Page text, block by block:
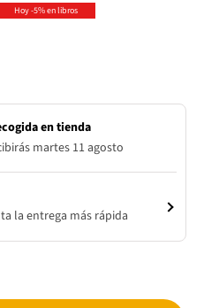
Hoy -5% en libros
en tienda
martes 11 agosto
la entrega más rápida